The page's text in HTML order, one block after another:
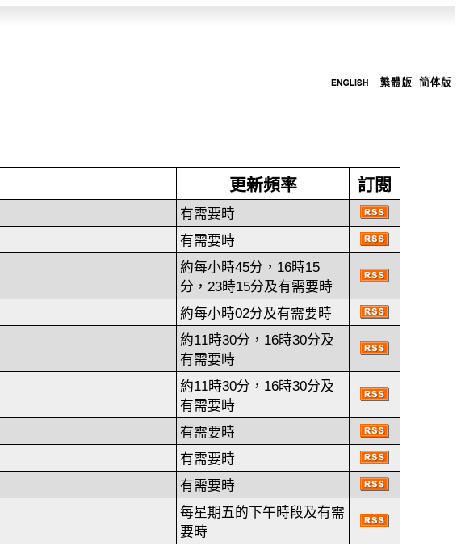
更新頻率 訂閱
有需要時
有需要時
約每小時45分，16時15
分，23時15分及有需要時
約每小時02分及有需要時
約11時30分，16時30分及
有需要時
約11時30分，16時30分及
有需要時
有需要時
有需要時
有需要時
每星期五的下午時段及有需
要時